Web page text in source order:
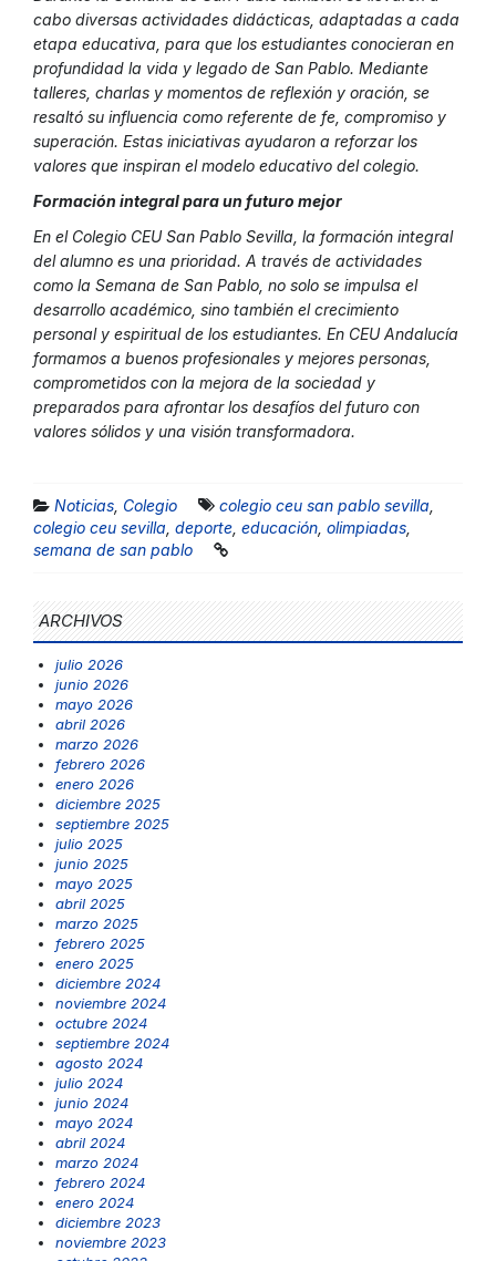
cabo diversas actividades didácticas, adaptadas a cada
etapa educativa, para que los estudiantes conocieran en
profundidad la vida y legado de San Pablo. Mediante
talleres, charlas y momentos de reflexión y oración, se
resaltó su influencia como referente de fe, compromiso y
superación. Estas iniciativas ayudaron a reforzar los
valores que inspiran el modelo educativo del colegio.
Formación integral para un futuro mejor
En el Colegio CEU San Pablo Sevilla, la formación integral
del alumno es una prioridad. A través de actividades
como la Semana de San Pablo, no solo se impulsa el
desarrollo académico, sino también el crecimiento
personal y espiritual de los estudiantes. En CEU Andalucía
formamos a buenos profesionales y mejores personas,
comprometidos con la mejora de la sociedad y
preparados para afrontar los desafíos del futuro con
valores sólidos y una visión transformadora.
Noticias Colegio colegio ceu san pablo sevilla
colegio ceu sevilla deporte educación olimpiadas
semana de san pablo
ARCHIVOS
julio 2026
junio 2026
mayo 2026
abril 2026
marzo 2026
febrero 2026
enero 2026
diciembre 2025
septiembre 2025
julio 2025
junio 2025
mayo 2025
abril 2025
marzo 2025
febrero 2025
enero 2025
diciembre 2024
noviembre 2024
octubre 2024
septiembre 2024
agosto 2024
julio 2024
junio 2024
mayo 2024
abril 2024
marzo 2024
febrero 2024
enero 2024
diciembre 2023
noviembre 2023